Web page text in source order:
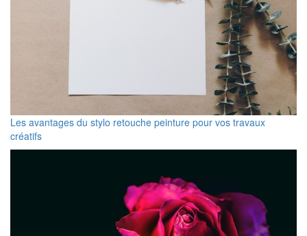
Les avantages du stylo retouche peinture pour vos travaux
créatifs